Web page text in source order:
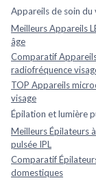
Appareils de soin du
Meilleurs Appareils
âge
Comparatif
radiofréquence
TOP Appareils
visage
Épilation et lumière
Meilleurs Épilateurs
pulsée IPL
Comparatif
domestiques